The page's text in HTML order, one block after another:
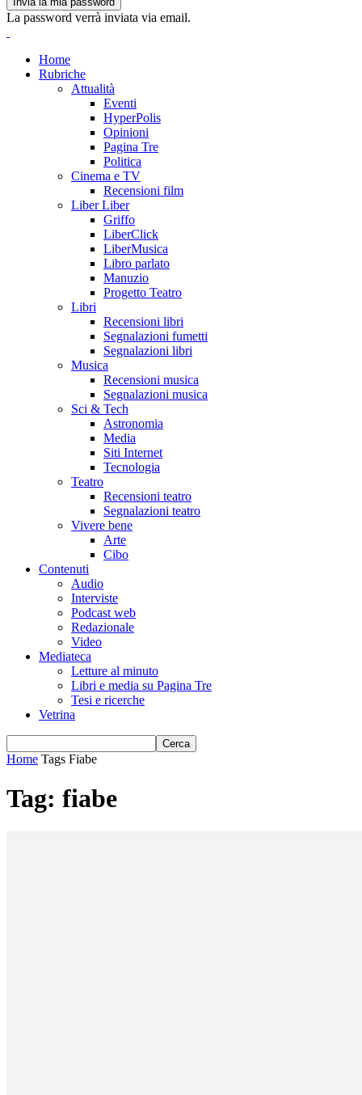
La password verrà inviata via email.
Home
Rubriche
Attualità
Eventi
HyperPolis
Opinioni
Pagina Tre
Politica
Cinema e TV
Recensioni film
Liber Liber
Griffo
LiberClick
LiberMusica
Libro parlato
Manuzio
Progetto Teatro
Libri
Recensioni libri
Segnalazioni fumetti
Segnalazioni libri
Musica
Recensioni musica
Segnalazioni musica
Sci & Tech
Astronomia
Media
Siti Internet
Tecnologia
Teatro
Recensioni teatro
Segnalazioni teatro
Vivere bene
Arte
Cibo
Contenuti
Audio
Interviste
Podcast web
Redazionale
Video
Mediateca
Letture al minuto
Libri e media su Pagina Tre
Tesi e ricerche
Vetrina
Home Tags Fiabe
Tag: fiabe